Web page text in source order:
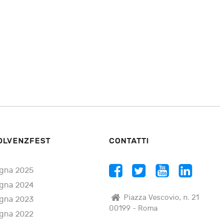
2025
2024
2023
2022
CONTATTI
Piazza Vescovio, n. 21
00199 - Roma